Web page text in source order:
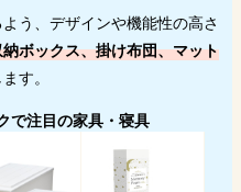
う、デザインや機能性の高さ
ボックス、掛け布団、マット
す。
で注目の家具・寝具